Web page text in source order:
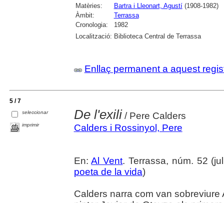
Matèries:
Bartra i Lleonart, Agustí(1908-1982)
Àmbit:
Terrassa
Cronologia:
1982
Localització: Biblioteca Central de Terrassa
Enllaç permanent a aquest
5 / 7
seleccionar
imprimir
De l'exili/ Pere Calders
Calders i Rossinyol, Pere
En:Al Vent. Terrassa, núm. 52
poeta de la vida)
Calders narra com van